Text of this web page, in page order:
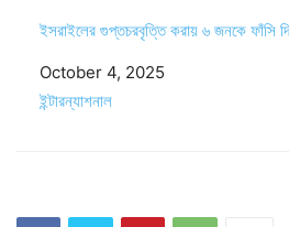
ইসরাইলের গুপ্তচরবৃত্তি করায় ৬ জনকে ফাঁসি
Date
October 4, 2025
In relation to
ইন্টারন্যাশনাল